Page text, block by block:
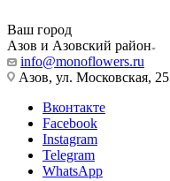
Ваш город
Азов и Азовский район
info@monoflowers.ru
Азов, ул. Московская, 25
Вконтакте
Facebook
Instagram
Telegram
WhatsApp